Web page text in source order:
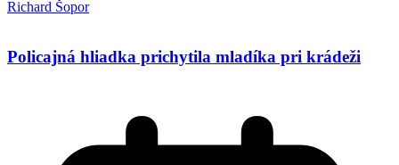
Richard Šopor
Policajná hliadka prichytila mladíka pri krádeži